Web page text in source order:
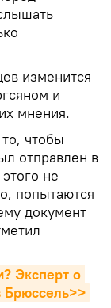
изменится
и
мнения.
чтобы
отправлен в
не
попытаются
документ
Эксперт о
Брюссель>>